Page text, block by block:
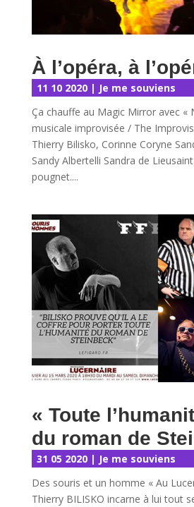
À l’opéra, à
11 10 2020| Je me souviens
Ça chauffe au Magic Mirror avec
musicale improvisée / The
Thierry Bilisko, Corinne Coryne
Sandy Albertelli Sandra de
pougnet....
« Toute
du roman de
31 05 2020| Je me souviens
Des souris et un homme « Au
Thierry BILISKO incarne à lui tout